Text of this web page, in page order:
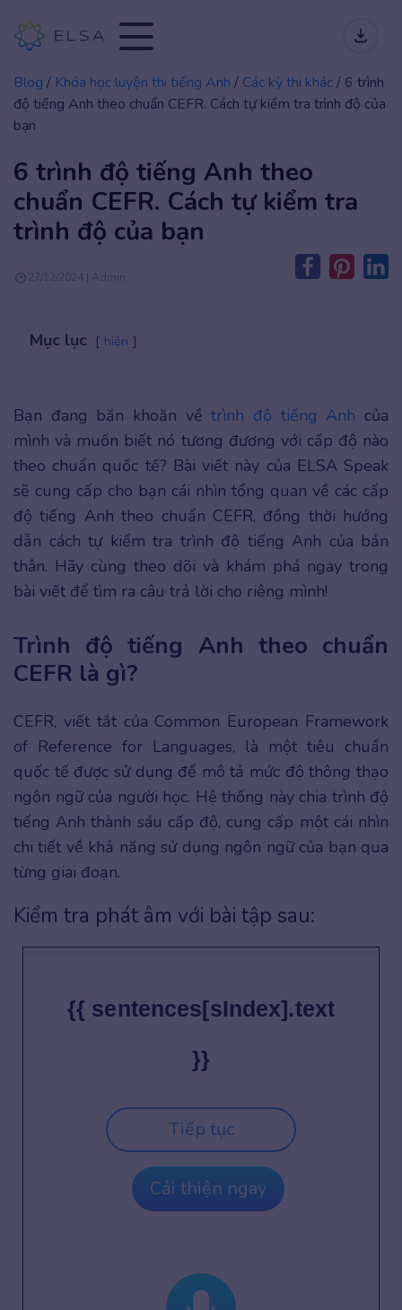
Blog / Khóa học luyện thi tiếng Anh / Các kỳ thi khác/ 6 trình
độ tiếng Anh theo chuẩn CEFR. Cách tự kiểm tra trình độ của
bạn
6 trình độ tiếng Anh theo
chuẩn CEFR. Cách tự kiểm tra
trình độ của bạn
27/12/2024 | Admin
Mục lục hiện
Bạn đang băn khoăn vềtrình độ tiếng Anh của
mình và muốn biết nó tương đương với cấp độ nào
theo chuẩn quốc tế? Bài viết này của ELSA Speak
sẽ cung cấp cho bạn cái nhìn tổng quan về các cấp
độ tiếng Anh theo chuẩn CEFR, đồng thời hướng
dẫn cách tự kiểm tra trình độ tiếng Anh của bản
thân. Hãy cùng theo dõi và khám phá ngay trong
bài viết để tìm ra câu trả lời cho riêng mình!
Trình độ tiếng Anh theo chuẩn
CEFR là gì?
CEFR, viết tắt của Common European Framework
of Reference for Languages, là một tiêu chuẩn
quốc tế được sử dụng để mô tả mức độ thông thạo
ngôn ngữ của người học. Hệ thống này chia trình độ
tiếng Anh thành sáu cấp độ, cung cấp một cái nhìn
chi tiết về khả năng sử dụng ngôn ngữ của bạn qua
từng giai đoạn.
Kiểm tra phát âm với bài tập sau:
{{ sentences[sIndex].text
}}
Tiếp tục
Cải thiện ngay